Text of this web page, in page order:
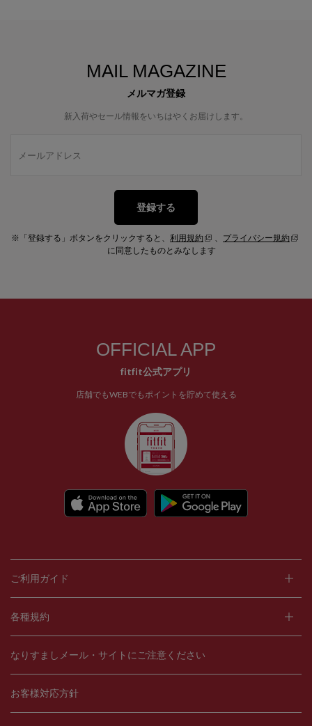
MAIL MAGAZINE
メルマガ登録
新入荷やセール情報をいちはやくお届けします。
登録する
※「登録する」ボタンをクリックすると、 利用規約 、 プライバシー規約
に同意したものとみなします
OFFICIAL APP
fitfit公式アプリ
店舗でもWEBでもポイントを貯めて使える
ご利用ガイド
各種規約
なりすましメール・サイトにご注意ください
お客様対応方針